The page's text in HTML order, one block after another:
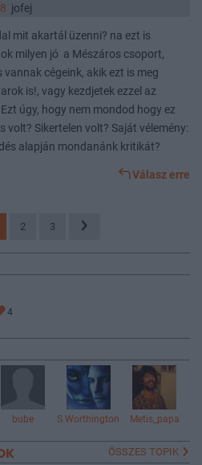
jofej
mit akartál üzenni? na ezt is
milyen jó a Mészáros csoport,
cégeink, akik ezt is meg
is!, vagy kezdjetek ezzel az
úgy, hogy nem mondod hogy ez
volt? Sikertelen volt? Saját vélemény:
alapján mondanánk kritikát?
Válasz erre
2 3
4
bube S.Worthington Metis_papa
ÖSSZES TOPIK